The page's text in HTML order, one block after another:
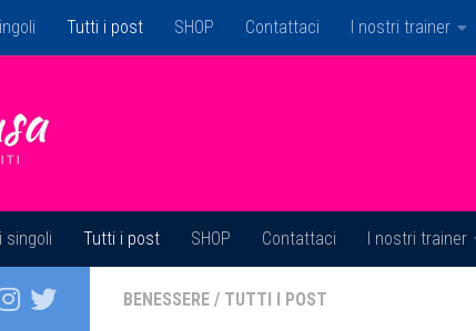
Tutti i post SHOP Contattaci I nostri trainer
singoli Tutti i post SHOP Contattaci I nostri trainer
BENESSERE / TUTTI I POST